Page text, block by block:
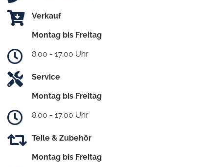
Verkauf
Montag bis Freitag
8.00 - 17.00 Uhr
Service
Montag bis Freitag
8.00 - 17.00 Uhr
Teile & Zubehör
Montag bis Freitag